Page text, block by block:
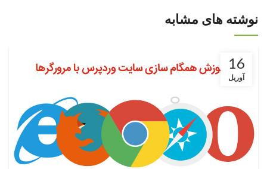
نوشته های مشابه
16
آوریل